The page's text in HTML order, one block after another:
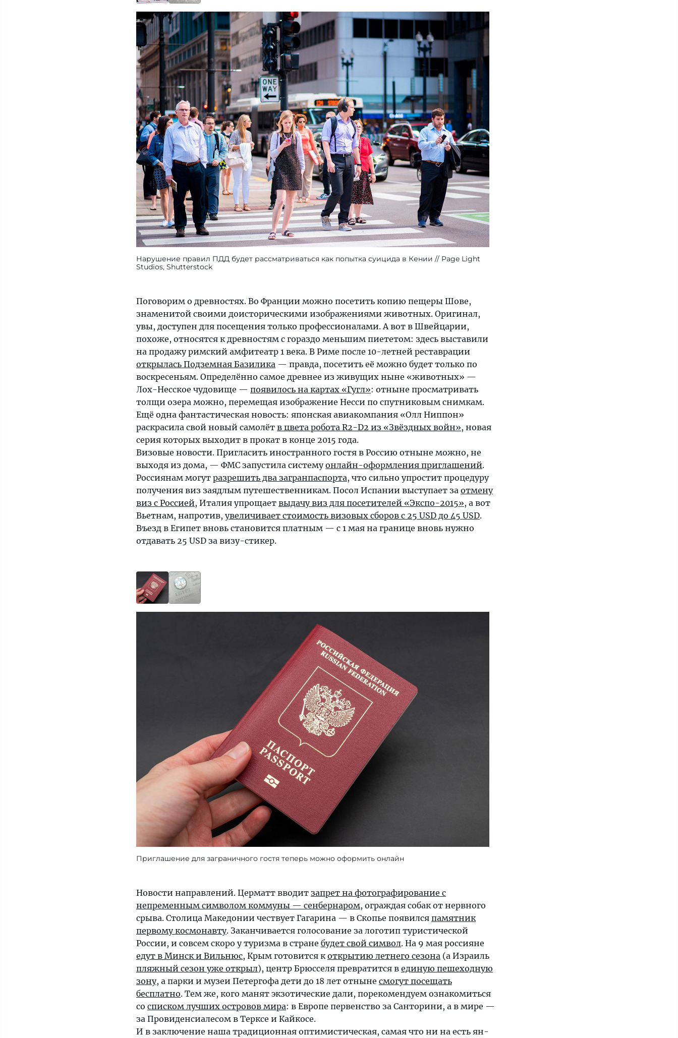
Нарушение правил ПДД будет рассматриваться как попытка суицида в Кении
Page Light
Studios, Shutterstock
Поговорим о древностях. Во Франции можно посетить копию пещеры Шове,
знаменитой своими доисторическими изображениями животных. Оригинал,
увы, доступен для посещения только профессионалами. А вот в Швейцарии,
похоже, относятся к древностям с гораздо меньшим пиететом: здесь выставили
на продажу римский амфитеатр 1 века. В Риме после 10-летней реставрации
открылась Подземная Базилика — правда, посетить её можно будет только по
воскресеньям. Определённо самое древнее из живущих ныне «животных» —
Лох-Несское чудовище — появилось на картах «Гугл»: отныне просматривать
толщи озера можно, перемещая изображение Несси по спутниковым снимкам.
Ещё одна фантастическая новость: японская авиакомпания «Олл Ниппон»
раскрасила свой новый самолёт в цвета робота R2-D2 из «Звёздных войн», новая
серия которых выходит в прокат в конце 2015 года.
Визовые новости. Пригласить иностранного гостя в Россию отныне можно, не
выходя из дома, — ФМС запустила системуонлайн-оформления приглашений.
Россиянам могут разрешить два загранпаспорта, что сильно упростит процедуру
получения виз заядлым путешественникам. Посол Испании выступает за отмену
виз с Россией, Италия упрощает выдачу виз для посетителей «Экспо-2015», а вот
Вьетнам, напротив, увеличивает стоимость визовых сборов с 25 USD до 45 USD.
Въезд в Египет вновь становится платным — с 1 мая на границе вновь нужно
отдавать 25 USD за визу-стикер.
Приглашение для заграничного гостя теперь можно оформить онлайн
Новости направлений. Церматт вводит запрет на фотографирование с
непременным символом коммуны — сенбернаром, ограждая собак от нервного
срыва. Столица Македонии чествует Гагарина — в Скопье появился памятник
первому космонавту. Заканчивается голосование за логотип туристической
России, и совсем скоро у туризма в стране будет свой символ. На 9 мая россияне
едут в Минск и Вильнюс, Крым готовится коткрытию летнего сезона (а Израиль
пляжный сезон уже открыл), центр Брюсселя превратится в единую пешеходную
зону, а парки и музеи Петергофа дети до 18 лет отныне смогут посещать
бесплатно. Тем же, кого манят экзотические дали, порекомендуем ознакомиться
со списком лучших островов мира: в Европе первенство за Санторини, а в мире —
за Провиденсиалесом в Терксе и Кайкосе.
И в заключение наша традиционная оптимистическая, самая что ни на есть ян-